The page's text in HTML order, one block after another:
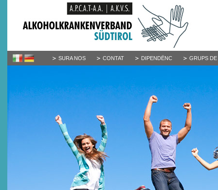
SURA NOS CONTAT DIPENDËNC GRUPS